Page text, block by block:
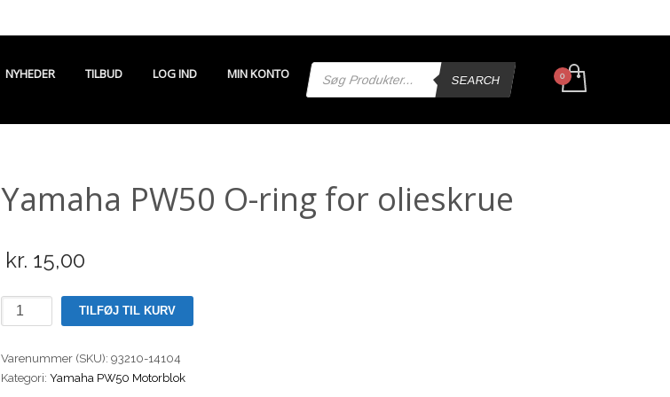
NYHEDER TILBUD LOG IND MIN KONTO
Products
search
SEARCH
Yamaha PW50 O-ring for olieskrue
kr. 15,00
Yamaha
PW50
ring
for
TILFØJ TIL KURV
Varenummer (SKU): 93210-14104
Kategori: Yamaha PW50 Motorblok